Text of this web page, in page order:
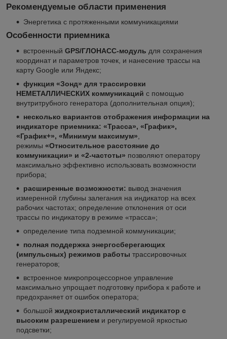
Рекомендуемые области применения
Энергетика с протяженными коммуникациями
Особенности приемника
встроенный GPS/ГЛОНАСС-модуль для сохранения
координат и параметров точек, и нанесение трассы на
карту Google или Яндекс;
функция «Зонд» для трассировки
НЕМЕТАЛЛИЧЕСКИХ коммуникаций с помощью
внутритрубного генератора (дополнительная опция);
несколько вариантов отображения информации на
индикаторе приемника: «Трасса», «График»,
«График+», «Минимум максимум»
режимы «Относительное расстояние до
коммуникации» и «2-частоты» позволяют оператору
максимально эффективно использовать возможности
прибора;
расширенные возможности: вывод значения
измеренной глубины залегания на индикатор на всех
рабочих частотах; определение отклонения от оси
трассы по индикатору в режиме «трасса»;
определение типа подземной коммуникации;
полная поддержка энергосберегающих
(импульсных) режимов работы трассировочных
генераторов;
встроенное микропроцессорное управление
максимально упрощает подготовку прибора к работе и
предохраняет от ошибок оператора;
большой жидкокристаллический индикатор с
высоким разрешением и регулируемой яркостью
подсветки;